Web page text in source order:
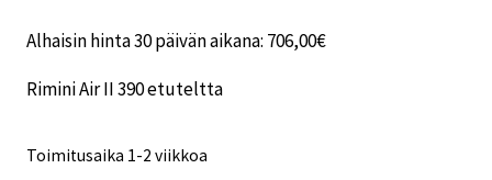
Alhaisin hinta 30 päivän aikana: 706,00€
Rimini Air II 390 etuteltta
Toimitusaika 1-2 viikkoa